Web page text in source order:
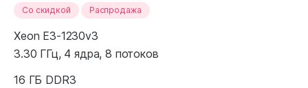
Cо скидкой Распродажа
Xeon E3-1230v3
3.30 ГГц, 4 ядра, 8 потоков
16 ГБ DDR3